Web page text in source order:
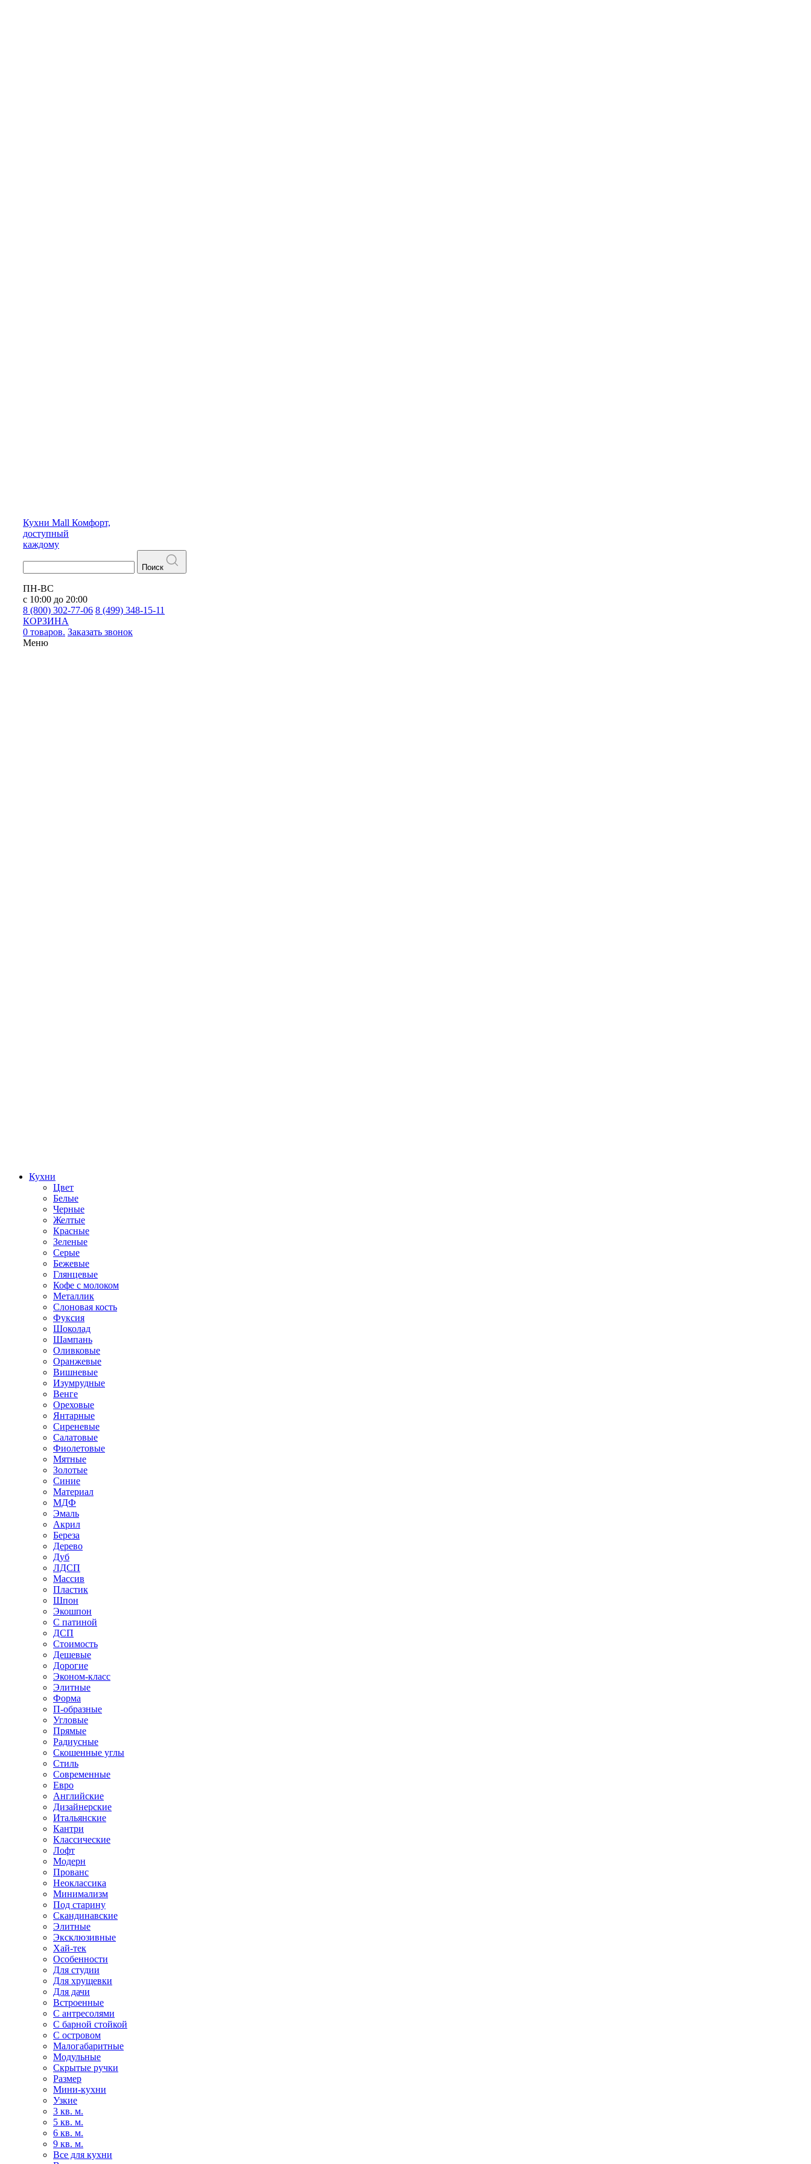
Кухни Mall Комфорт,
доступный
каждому
Поиск
ПН-ВС
с 10:00 до 20:00
8 (800) 302-77-06 8 (499) 348-15-11
КОРЗИНА
0 товаров. Заказать звонок
Меню
Кухни
Цвет
Белые
Черные
Желтые
Красные
Зеленые
Серые
Бежевые
Глянцевые
Кофе с молоком
Металлик
Слоновая кость
Фуксия
Шоколад
Шампань
Оливковые
Оранжевые
Вишневые
Изумрудные
Венге
Ореховые
Янтарные
Сиреневые
Салатовые
Фиолетовые
Мятные
Золотые
Синие
Материал
МДФ
Эмаль
Акрил
Береза
Дерево
Дуб
ЛДСП
Массив
Пластик
Шпон
Экошпон
С патиной
ДСП
Стоимость
Дешевые
Дорогие
Эконом-класс
Элитные
Форма
П-образные
Угловые
Прямые
Радиусные
Скошенные углы
Стиль
Современные
Евро
Английские
Дизайнерские
Итальянские
Кантри
Классические
Лофт
Модерн
Прованс
Неоклассика
Минимализм
Под старину
Скандинавские
Элитные
Эксклюзивные
Хай-тек
Особенности
Для студии
Для хрущевки
Для дачи
Встроенные
С антресолями
С барной стойкой
С островом
Малогабаритные
Модульные
Скрытые ручки
Размер
Мини-кухни
Узкие
3 кв. м.
5 кв. м.
6 кв. м.
9 кв. м.
Все для кухни